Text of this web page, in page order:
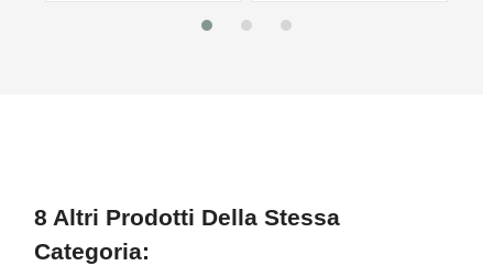
8 Altri Prodotti Della Stessa
Categoria: